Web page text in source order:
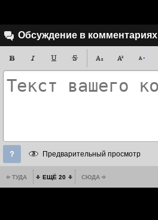
Обсуждение в комментариях
Предварительный просмотр
ТУДА ЕЩЁ 20 СЮДА